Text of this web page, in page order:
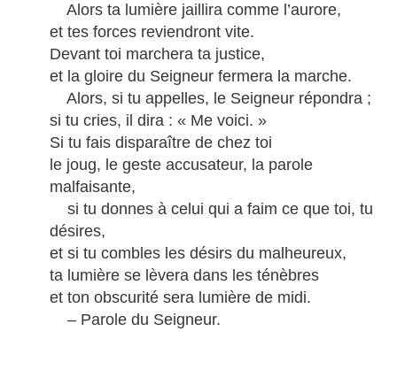
Alors ta lumière jaillira comme l’aurore,
et tes forces reviendront vite.
Devant toi marchera ta justice,
et la gloire du Seigneur fermera la marche.
Alors, si tu appelles, le Seigneur répondra ;
si tu cries, il dira : « Me voici. »
Si tu fais disparaître de chez toi
le joug, le geste accusateur, la parole
malfaisante,
si tu donnes à celui qui a faim ce que toi, tu
désires,
et si tu combles les désirs du malheureux,
ta lumière se lèvera dans les ténèbres
et ton obscurité sera lumière de midi.
– Parole du Seigneur.